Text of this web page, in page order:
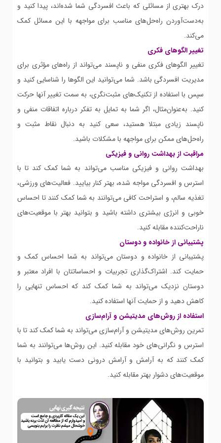
درک بهتری از مسائلی که باعث افسردگی شما شده‌اند، پیدا کنید و
به‌دست‌آوردن راه‌حل‌های مناسب برای مواجهه با این مسائل کمک
می‌کند.
تغییر الگوهای فکری
تغییر الگوهای فکری منفی و ناپسند می‌تواند از راه‌های مؤثری برای
مدیریت افسردگی باشد. شما می‌توانید این الگوها را شناسایی کنید و
سپس با استفاده از تکنیک‌های مثبت‌نگری، به سمت تغییر آنها حرکت
کنید. به‌عنوان‌مثال، اگر شما به تمایل به تفکر درباره اتفاقات منفی و
ناپسند زیادی مبتلا هستید، سعی کنید به دنبال نقاط مثبت و
راه‌حل‌های ممکن برای مواجهه با مشکلات باشید.
مراقبت از بهداشت روانی و فیزیکی
بهداشت روانی و فیزیکی مناسب می‌تواند به شما کمک کند تا با
استرس و افسردگی مواجه شده، بهتر کنار بیایید. فعالیت‌های ورزشی،
تغذیه سالم، و استراحت کافی می‌توانند به شما کمک کنند تا احساس
خوبی و انرژی بیشتری داشته باشید و بتوانید بهتر با موقعیت‌های
ناراحت‌کننده مقابله کنید.
پشتیبانی از خانواده و دوستان
پشتیبانی از خانواده و دوستان می‌تواند به شما احساس کمک و
حمایت کند. اشتراک‌گذاری تجربیات و احساساتتان با افراد معتبر و
دوستان نزدیک می‌تواند به شما کمک کند که احساس تنهایی را
کاهش دهید و از حمایت آنها استفاده کنید.
استفاده از روش‌های مدیتیشن و آرام‌سازی
تمرین روش‌های مدیتیشن و آرام‌سازی می‌تواند به شما کمک کند تا با
استرس و نگرانی‌های خود مقابله کنید. این روش‌ها می‌توانند به شما
کمک کنند که به آرامش و آرامش درونی دست یابید و بتوانید با
موقعیت‌های دشوار بهتر مقابله کنید.